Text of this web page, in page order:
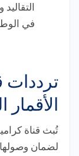
في
ترددات
الأقمار
تُبث قناة
لضمان